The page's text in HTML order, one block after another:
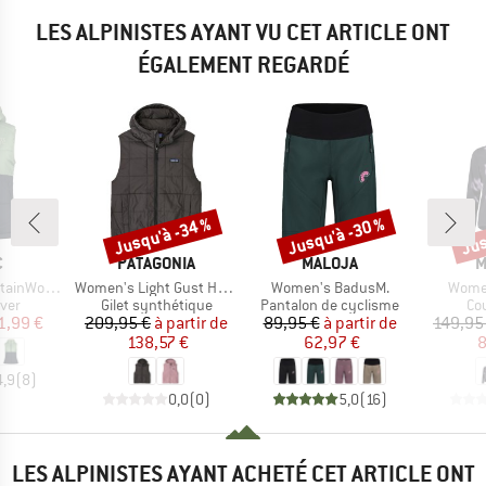
LES ALPINISTES AYANT VU CET ARTICLE ONT
ÉGALEMENT REGARDÉ
II Vest
réduit
€
(8)
MARQUE
PATAGONIA
Article
Women's Light Gust Hooded Vest
Product group
Gilet synthétique
Prix
209,95 € Prix réduit
à partir de
138,57 €
0,0(0)
Remise
Jusqu'à -34 %
MARQUE
MALOJA
Article
Women's BadusM.
Product group
Pantalon de cyclisme
Prix
89,95 € Prix réduit
à partir de
62,97 €
5,0(16)
Remise
Jusqu'à -30 %
Article
LES ALPINISTES AYANT ACHETÉ CET ARTICLE ONT